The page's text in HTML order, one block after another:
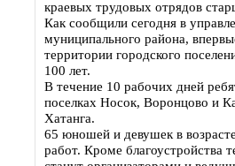
краевых трудовых отрядов
Как сообщили сегодня в
муниципального района,
территории городского
100 лет.
В течение 10 рабочих дней
поселках Носок, Воронцово и
Хатанга.
65 юношей и девушек в
работ. Кроме благоустройства